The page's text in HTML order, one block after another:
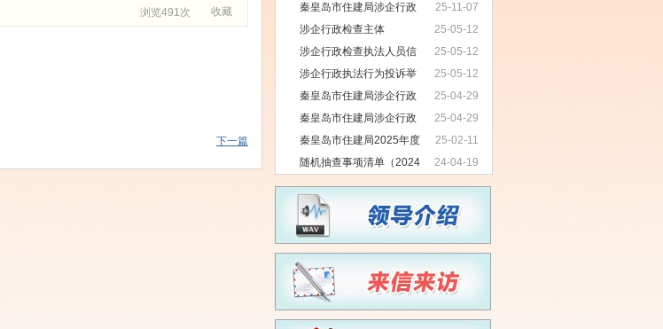
收藏
浏览491次
下一篇
开”监管工作实施方案》的通知
局涉企行政检查文书
25-11-07
秦皇岛市住建局涉企行政
检查标准
25-05-12
涉企行政检查主体
25-05-12
涉企行政检查执法人员信
息
25-05-12
涉企行政执法行为投诉举
报电话及邮箱
25-04-29
秦皇岛市住建局涉企行政
检查计划
25-04-29
秦皇岛市住建局涉企行政
检查事项清单
25-02-11
秦皇岛市住建局2025年度
随机抽查工作计划
24-04-19
随机抽查事项清单（2024
年版）